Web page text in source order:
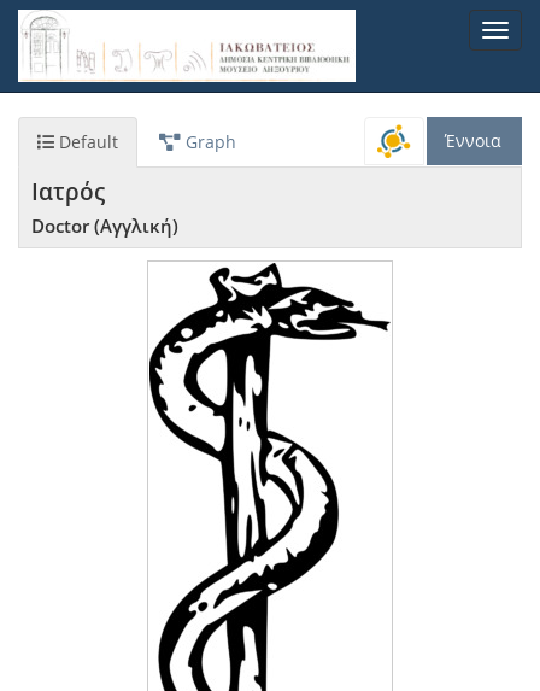
Παράκαμψη
προς
κυρίως
Default Graph Έννοια
Ιατρός
Doctor (Αγγλική)